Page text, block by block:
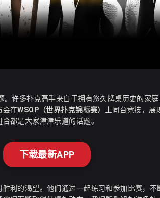
许多扑克高手来自于拥有悠久牌桌历史的家
会在WSOP（世界扑克锦标赛）
上同台竞技，展
都是大家津津乐道的话题。
下载最新APP
利的渴望。他们通过一起练习和参加比赛，不